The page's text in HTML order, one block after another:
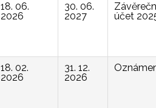
18. 06.
2026
30. 06.
2027
účet
18. 02.
2026
31. 12.
2026